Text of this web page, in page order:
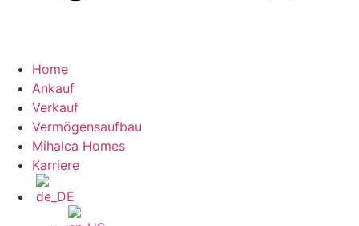
Home
Ankauf
Verkauf
Vermögensaufbau
Mihalca Homes
Karriere